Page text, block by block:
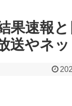
果速報
送やネ